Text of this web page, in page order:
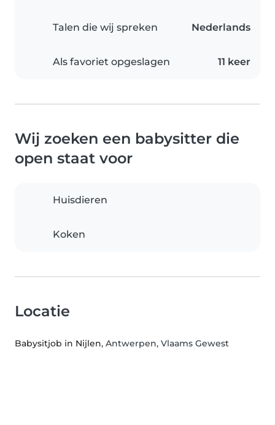
Talen die wij spreken Nederlands
Als favoriet opgeslagen 11 keer
Wij zoeken een babysitter die
open staat voor
Huisdieren
Koken
Locatie
Babysitjob in Nijlen, Antwerpen, Vlaams Gewest